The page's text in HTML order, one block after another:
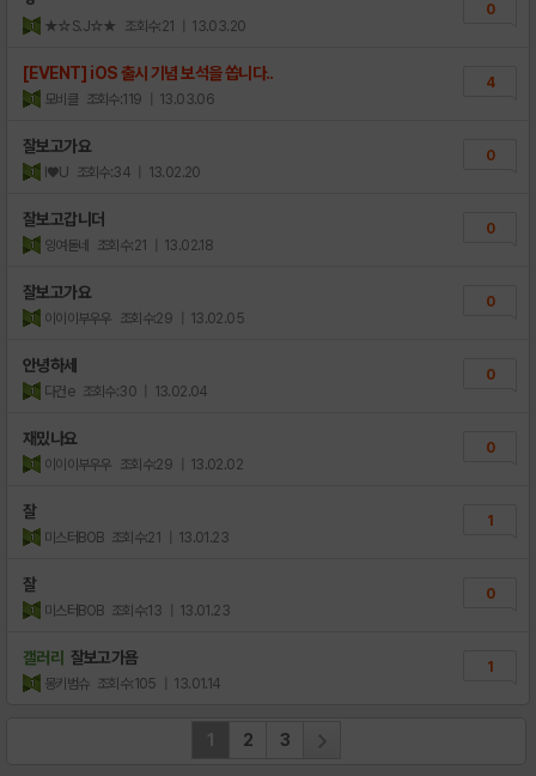
★☆S.J☆★ 조회수:21 | 13.03.20
0
[EVENT] iOS 출시 기념 보석을 쏩니다..
모비클 조회수:119 | 13.03.06
4
잘보고가요
l♥U 조회수:34 | 13.02.20
0
잘보고갑니더
잉여돋네 조회수:21 | 13.02.18
0
잘보고가요
이이이부우우 조회수:29 | 13.02.05
0
안녕하세
다건e 조회수:30 | 13.02.04
0
재밌나요
이이이부우우 조회수:29 | 13.02.02
0
잘
미스터BOB 조회수:21 | 13.01.23
1
잘
미스터BOB 조회수:13 | 13.01.23
0
갤러리 잘보고가욤
몽키범슈 조회수:105 | 13.01.14
1
1 2 3